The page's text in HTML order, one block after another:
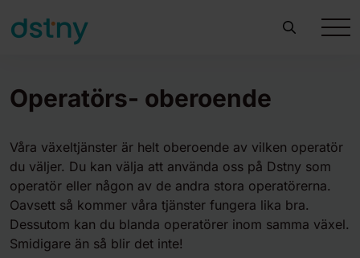
Operatörs- oberoende
Våra växeltjänster är helt oberoende av vilken operatör
du väljer. Du kan välja att använda oss på Dstny som
operatör eller någon av de andra stora operatörerna.
Oavsett så kommer våra tjänster fungera lika bra.
Dessutom kan du blanda operatörer inom samma växel.
Smidigare än så blir det inte!